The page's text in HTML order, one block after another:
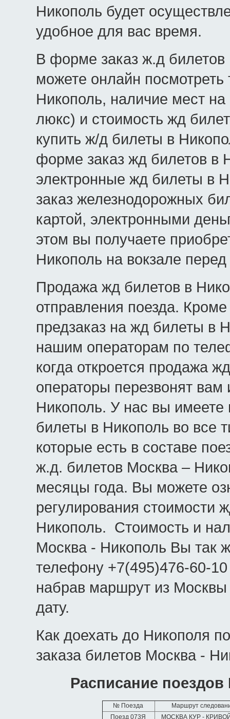
Никополь будет
удобное для вас время.
В форме заказ ж.д билетов
можете онлайн посмотреть
Никополь, наличие мест на
люкс) и стоимость жд
купить ж/д билеты в
форме заказ жд билетов в
электронные жд билеты в
заказ железнодорожных
картой, электронными
этом вы получаете
Никополь на вокзале
Продажа жд билетов в
отправления поезда.
предзаказ на жд билеты в
нашим операторам по
когда откроется продажа
операторы перезвонят
Никополь. У нас вы
билеты в Никополь во все
которые есть в составе
ж.д. билетов Москва –
месяцы года. Вы можете
регулирования стоимости
Никополь. Стоимость и
Москва - Никополь Вы так
телефону +7(495)476-60-
набрав маршрут из
дату.
Как доехать до Никополя
заказа билетов Москва -
Расписание
№ Поезда
Маршрут
Поезд 073Я
МОСКВА КУР -